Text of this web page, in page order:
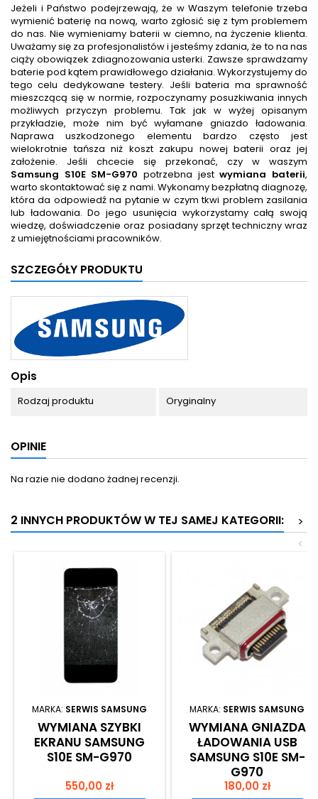
Jeżeli i Państwo podejrzewają, że w Waszym telefonie trzeba
wymienić baterię na nową, warto zgłosić się z tym problemem
do nas. Nie wymieniamy baterii w ciemno, na życzenie klienta.
Uważamy się za profesjonalistów i jesteśmy zdania, że to na nas
ciąży obowiązek zdiagnozowania usterki. Zawsze sprawdzamy
baterie pod kątem prawidłowego działania. Wykorzystujemy do
tego celu dedykowane testery. Jeśli bateria ma sprawność
mieszczącą się w normie, rozpoczynamy posuzkiwania innych
możliwych przyczyn problemu. Tak jak w wyżej opisanym
przykładzie, może nim być wyłamane gniazdo ładowania.
Naprawa uszkodzonego elementu bardzo często jest
wielokrotnie tańsza niż koszt zakupu nowej baterii oraz jej
założenie. Jeśli chcecie się przekonać, czy w waszym
Samsung S10E SM-G970 potrzebna jestwymiana baterii,
warto skontaktować się z nami. Wykonamy bezpłatną diagnozę,
która da odpowiedź na pytanie w czym tkwi problem zasilania
lub ładowania. Do jego usunięcia wykorzystamy całą swoją
wiedzę, doświadczenie oraz posiadany sprzęt techniczny wraz
z umiejętnościami pracowników.
SZCZEGÓŁY PRODUKTU
Opis
Rodzaj produktu Oryginalny
OPINIE
Na razie nie dodano żadnej recenzji.
2 INNYCH PRODUKTÓW W TEJ SAMEJ KATEGORII:
>
<
MARKA: SERWIS SAMSUNG
WYMIANA SZYBKI
EKRANU SAMSUNG
S10E SM-G970
Cena
550,00 zł
MARKA: SERWIS SAMSUNG
WYMIANA GNIAZDA
ŁADOWANIA USB
SAMSUNG S10E SM-
G970
Cena
180,00 zł